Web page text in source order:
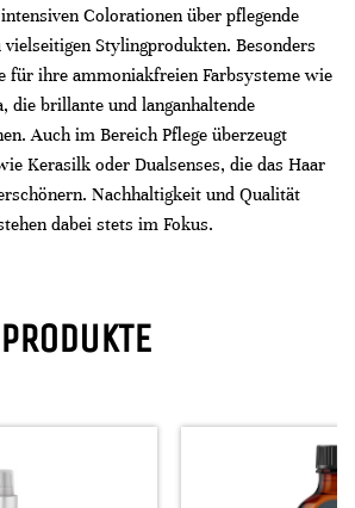
Colorationen über pflegende
Stylingprodukten. Besonders
für ihre ammoniakfreien Farbsysteme wie
die brillante und langanhaltende
Auch im Bereich Pflege überzeugt
Kerasilk oder Dualsenses, die das Haar
Nachhaltigkeit und Qualität
dabei stets im Fokus.